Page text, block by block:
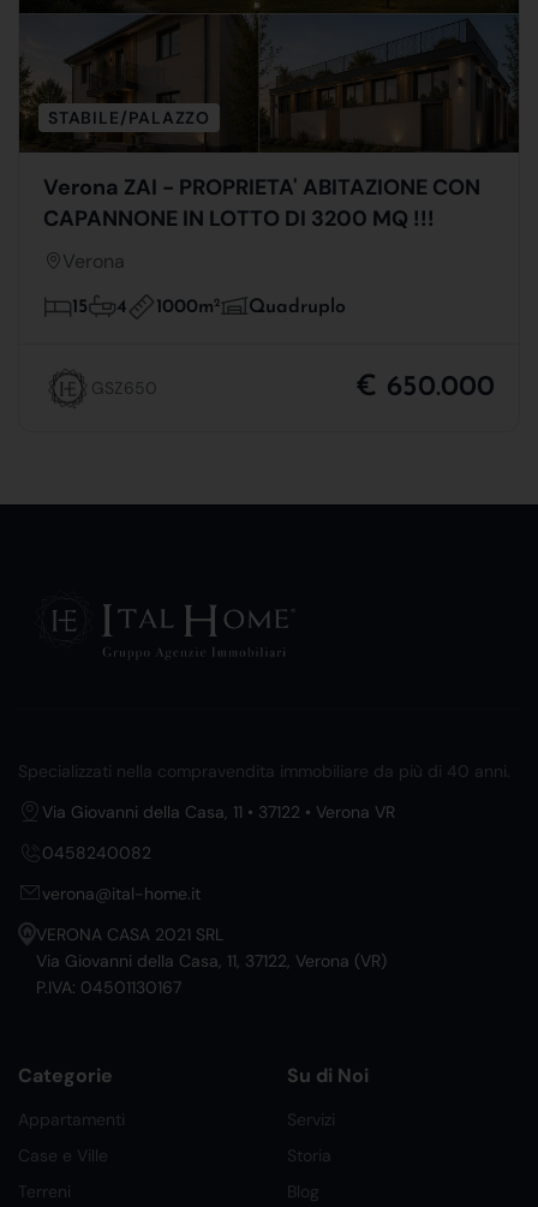
STABILE/PALAZZO
Verona ZAI - PROPRIETA' ABITAZIONE CON
CAPANNONE IN LOTTO DI 3200 MQ !!!
Verona
15 4 1000m2 Quadruplo
GSZ650 € 650.000
Specializzati nella compravendita immobiliare da più di 40 anni.
Via Giovanni della Casa, 11 • 37122 • Verona VR
0458240082
verona@ital-home.it
VERONA CASA 2021 SRL
Via Giovanni della Casa, 11, 37122, Verona (VR)
P.IVA: 04501130167
Categorie
Appartamenti
Case e Ville
Terreni
Su di Noi
Servizi
Storia
Blog